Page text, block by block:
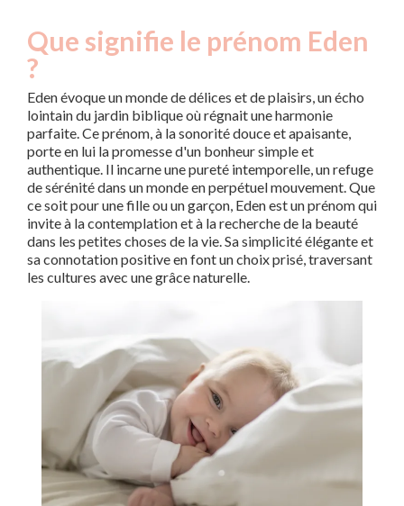
Que signifie le prénom Eden
?
Eden évoque un monde de délices et de plaisirs, un écho
lointain du jardin biblique où régnait une harmonie
parfaite. Ce prénom, à la sonorité douce et apaisante,
porte en lui la promesse d'un bonheur simple et
authentique. Il incarne une pureté intemporelle, un refuge
de sérénité dans un monde en perpétuel mouvement. Que
ce soit pour une fille ou un garçon, Eden est un prénom qui
invite à la contemplation et à la recherche de la beauté
dans les petites choses de la vie. Sa simplicité élégante et
sa connotation positive en font un choix prisé, traversant
les cultures avec une grâce naturelle.